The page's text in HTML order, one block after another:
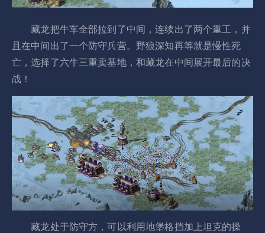
藏龙把牛车全部拉到了中间，连续出了两个重工，并
且在中间出了一个防守兵营。野狼深知再等就是慢性死
亡，选择了六牛三重卖基地，和藏龙在中间展开最后的决
战！
藏龙处于防守方，可以利用地堡格挡加上坦克的操